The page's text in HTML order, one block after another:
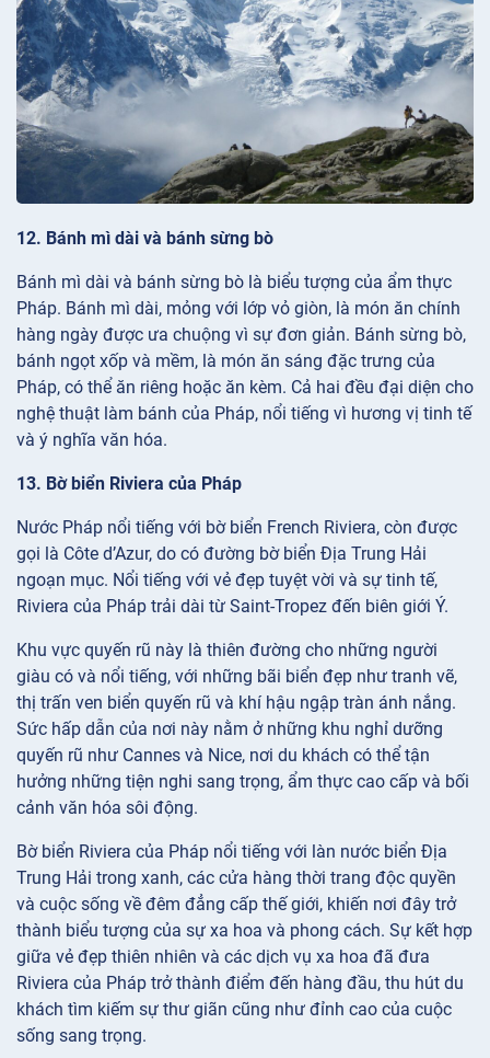
12. Bánh mì dài và bánh sừng bò
Bánh mì dài và bánh sừng bò là biểu tượng của ẩm thực
Pháp. Bánh mì dài, mỏng với lớp vỏ giòn, là món ăn chính
hàng ngày được ưa chuộng vì sự đơn giản. Bánh sừng bò,
bánh ngọt xốp và mềm, là món ăn sáng đặc trưng của
Pháp, có thể ăn riêng hoặc ăn kèm. Cả hai đều đại diện cho
nghệ thuật làm bánh của Pháp, nổi tiếng vì hương vị tinh tế
và ý nghĩa văn hóa.
13. Bờ biển Riviera của Pháp
Nước Pháp nổi tiếng với bờ biển French Riviera, còn được
gọi là Côte d’Azur, do có đường bờ biển Địa Trung Hải
ngoạn mục. Nổi tiếng với vẻ đẹp tuyệt vời và sự tinh tế,
Riviera của Pháp trải dài từ Saint-Tropez đến biên giới Ý.
Khu vực quyến rũ này là thiên đường cho những người
giàu có và nổi tiếng, với những bãi biển đẹp như tranh vẽ,
thị trấn ven biển quyến rũ và khí hậu ngập tràn ánh nắng.
Sức hấp dẫn của nơi này nằm ở những khu nghỉ dưỡng
quyến rũ như Cannes và Nice, nơi du khách có thể tận
hưởng những tiện nghi sang trọng, ẩm thực cao cấp và bối
cảnh văn hóa sôi động.
Bờ biển Riviera của Pháp nổi tiếng với làn nước biển Địa
Trung Hải trong xanh, các cửa hàng thời trang độc quyền
và cuộc sống về đêm đẳng cấp thế giới, khiến nơi đây trở
thành biểu tượng của sự xa hoa và phong cách. Sự kết hợp
giữa vẻ đẹp thiên nhiên và các dịch vụ xa hoa đã đưa
Riviera của Pháp trở thành điểm đến hàng đầu, thu hút du
khách tìm kiếm sự thư giãn cũng như đỉnh cao của cuộc
sống sang trọng.